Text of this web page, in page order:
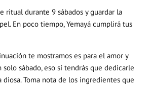
ritual durante 9 sábados y guardar la
En poco tiempo, Yemayá cumplirá tus
te mostramos es para el amor y
sábado, eso sí tendrás que dedicarle
Toma nota de los ingredientes que